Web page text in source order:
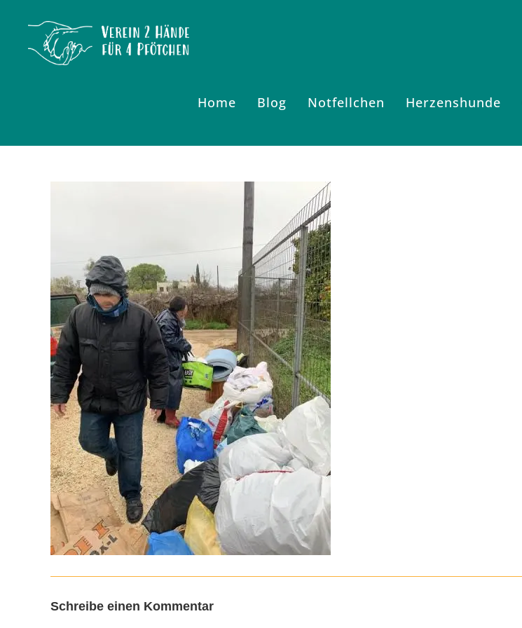
Home Blog Notfellchen Herzenshunde
Schreibe einen Kommentar